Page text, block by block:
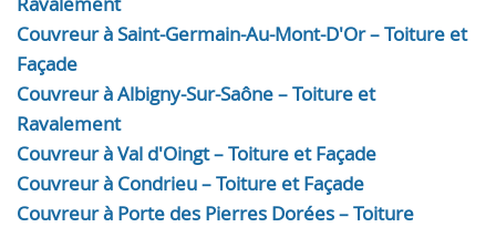
Couvreur à Saint-Germain-Au-Mont-D'Or – Toiture et
Façade
Couvreur à Albigny-Sur-Saône – Toiture et
Ravalement
Couvreur à Val d'Oingt – Toiture et Façade
Couvreur à Condrieu – Toiture et Façade
Couvreur à Porte des Pierres Dorées – Toiture